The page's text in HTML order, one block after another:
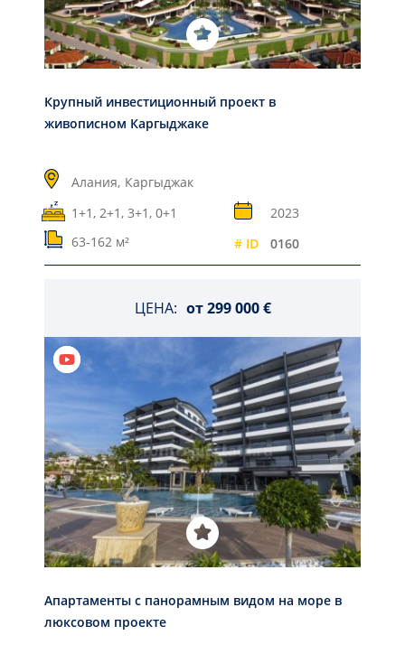
Крупный инвестиционный проект в
живописном Каргыджаке
Алания, Каргыджак
1+1, 2+1, 3+1, 0+1
2023
63-162 м²
# ID 0160
ЦЕНА: от299 000 €
Апартаменты с панорамным видом на море в
люксовом проекте